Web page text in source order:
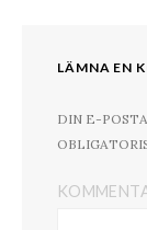
LÄMNA EN
DIN E-